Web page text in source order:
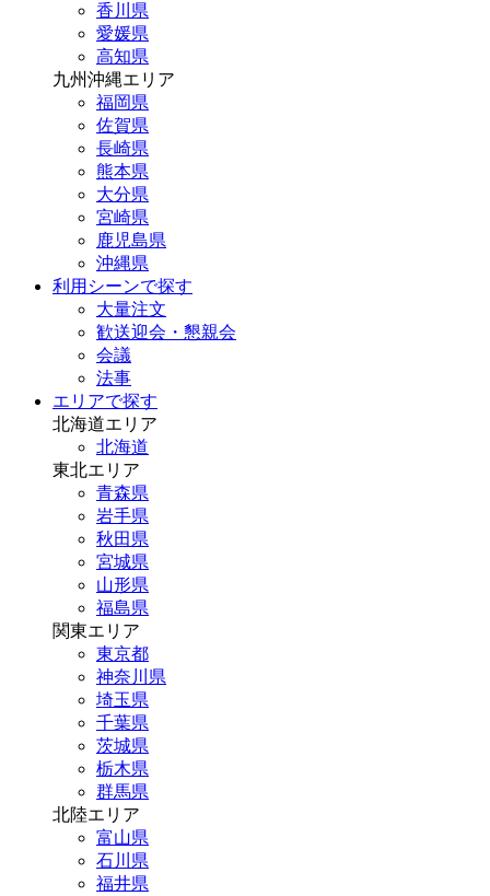
香川県
愛媛県
高知県
九州沖縄エリア
福岡県
佐賀県
長崎県
熊本県
大分県
宮崎県
鹿児島県
沖縄県
利用シーンで探す
大量注文
歓送迎会・懇親会
会議
法事
エリアで探す
北海道エリア
北海道
東北エリア
青森県
岩手県
秋田県
宮城県
山形県
福島県
関東エリア
東京都
神奈川県
埼玉県
千葉県
茨城県
栃木県
群馬県
北陸エリア
富山県
石川県
福井県